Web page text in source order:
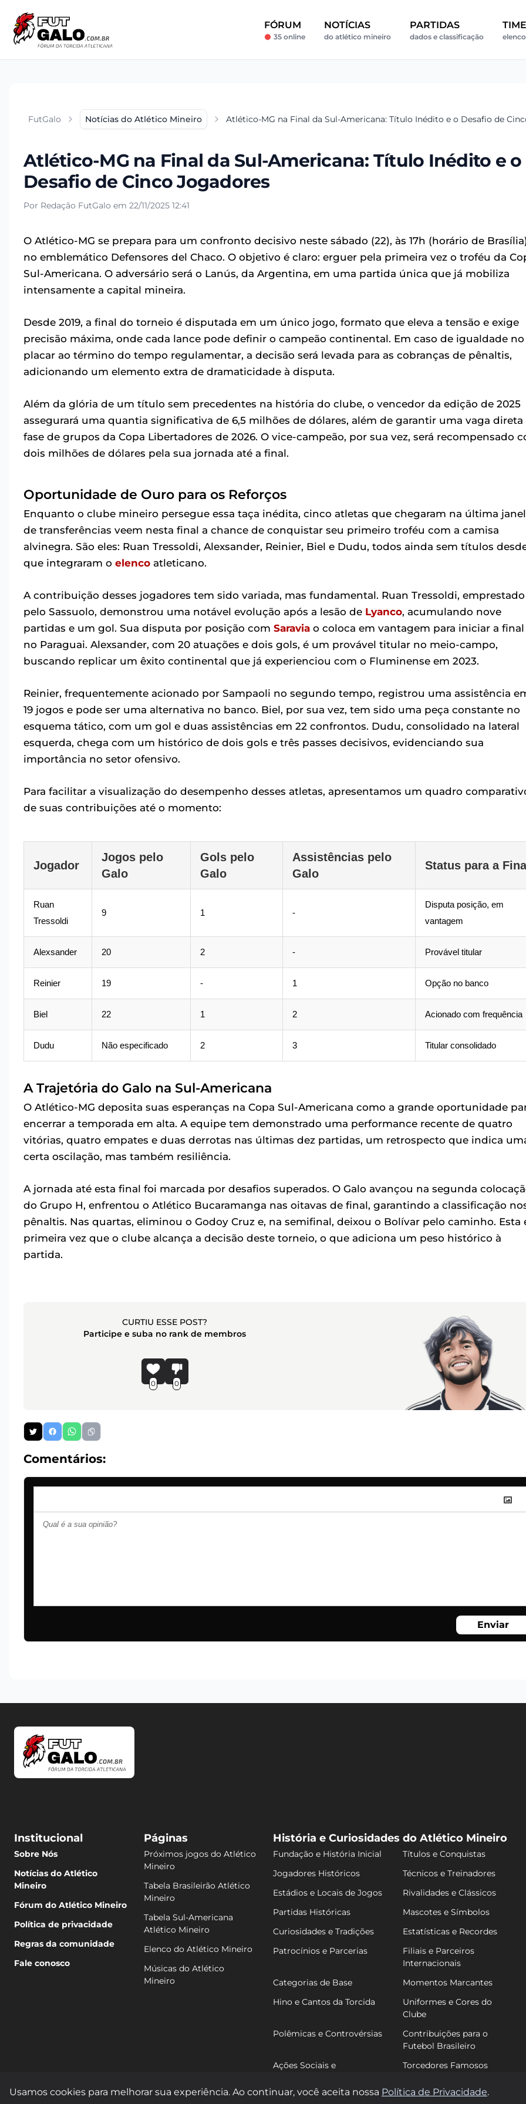
FÓRUM
35 online
NOTÍCIAS
do atlético mineiro
PARTIDAS
dados e classificação
TIME
FutGalo Notícias do Atlético Mineiro Atlético-MG na Final da Sul-Americana: Título Inédito e o Desafio de
Atlético-MG na Final da Sul-Americana: Título Inédito e o
Desafio de Cinco Jogadores
Por Redação FutGalo em 22/11/2025 12:41
O Atlético-MG se prepara para um confronto decisivo neste sábado (22), às 17h (horário de
no emblemático Defensores del Chaco. O objetivo é claro: erguer pela primeira vez o troféu da
Sul-Americana. O adversário será o Lanús, da Argentina, em uma partida única que já mobiliza
intensamente a capital mineira.
Desde 2019, a final do torneio é disputada em um único jogo, formato que eleva a tensão e exige
precisão máxima, onde cada lance pode definir o campeão continental. Em caso de igualdade no
placar ao término do tempo regulamentar, a decisão será levada para as cobranças de pênaltis,
adicionando um elemento extra de dramaticidade à disputa.
Além da glória de um título sem precedentes na história do clube, o vencedor da edição de 2025
assegurará uma quantia significativa de 6,5 milhões de dólares, além de garantir uma vaga direta
fase de grupos da Copa Libertadores de 2026. O vice-campeão, por sua vez, será recompensado
dois milhões de dólares pela sua jornada até a final.
Oportunidade de Ouro para os Reforços
Enquanto o clube mineiro persegue essa taça inédita, cinco atletas que chegaram na última
de transferências veem nesta final a chance de conquistar seu primeiro troféu com a camisa
alvinegra. São eles: Ruan Tressoldi, Alexsander, Reinier, Biel e Dudu, todos ainda sem títulos
que integraram o elenco atleticano.
A contribuição desses jogadores tem sido variada, mas fundamental. Ruan Tressoldi, emprestado
pelo Sassuolo, demonstrou uma notável evolução após a lesão de Lyanco, acumulando nove
partidas e um gol. Sua disputa por posição com Saravia o coloca em vantagem para iniciar a final
no Paraguai. Alexsander, com 20 atuações e dois gols, é um provável titular no meio-campo,
buscando replicar um êxito continental que já experienciou com o Fluminense em 2023.
Reinier, frequentemente acionado por Sampaoli no segundo tempo, registrou uma assistência
19 jogos e pode ser uma alternativa no banco. Biel, por sua vez, tem sido uma peça constante no
esquema tático, com um gol e duas assistências em 22 confrontos. Dudu, consolidado na lateral
esquerda, chega com um histórico de dois gols e três passes decisivos, evidenciando sua
importância no setor ofensivo.
Para facilitar a visualização do desempenho desses atletas, apresentamos um quadro
de suas contribuições até o momento:
Jogador
Jogos pelo
Galo
Gols pelo
Galo
Assistências pelo
Galo
Status para a
Ruan
Tressoldi
9 1 -
Disputa posição, em
vantagem
Alexsander 20 2 - Provável titular
Reinier 19 - 1 Opção no banco
Biel 22 1 2 Acionado com frequência
Dudu Não especificado 2 3 Titular consolidado
A Trajetória do Galo na Sul-Americana
O Atlético-MG deposita suas esperanças na Copa Sul-Americana como a grande oportunidade
encerrar a temporada em alta. A equipe tem demonstrado uma performance recente de quatro
vitórias, quatro empates e duas derrotas nas últimas dez partidas, um retrospecto que indica
certa oscilação, mas também resiliência.
A jornada até esta final foi marcada por desafios superados. O Galo avançou na segunda
do Grupo H, enfrentou o Atlético Bucaramanga nas oitavas de final, garantindo a classificação
pênaltis. Nas quartas, eliminou o Godoy Cruz e, na semifinal, deixou o Bolívar pelo caminho. Esta
primeira vez que o clube alcança a decisão deste torneio, o que adiciona um peso histórico à
partida.
CURTIU ESSE POST?
Participe e suba no rank de membros
0 0
Comentários:
Enviar
Institucional
Sobre Nós
Notícias do Atlético
Mineiro
Fórum do Atlético Mineiro
Política de privacidade
Regras da comunidade
Fale conosco
Páginas
Próximos jogos do Atlético
Mineiro
Tabela Brasileirão Atlético
Mineiro
Tabela Sul-Americana
Atlético Mineiro
Elenco do Atlético Mineiro
Músicas do Atlético
Mineiro
História e Curiosidades do Atlético Mineiro
Fundação e História Inicial
Títulos e Conquistas
Jogadores Históricos
Técnicos e Treinadores
Estádios e Locais de Jogos
Rivalidades e Clássicos
Partidas Históricas
Mascotes e Símbolos
Curiosidades e Tradições
Estatísticas e Recordes
Patrocínios e Parcerias
Filiais e Parceiros
Internacionais
Categorias de Base
Momentos Marcantes
Hino e Cantos da Torcida
Uniformes e Cores do
Clube
Polêmicas e Controvérsias
Contribuições para o
Futebol Brasileiro
Ações Sociais e
Torcedores Famosos
© 2026 FutGalo. Todos os direitos reservados.
Usamos cookies para melhorar sua experiência. Ao continuar, você aceita nossa Política de Privacidade.